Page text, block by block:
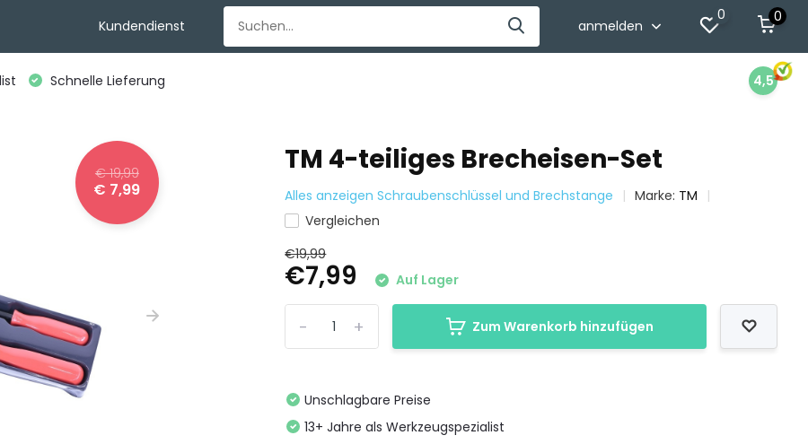
Kundendienst anmelden
0 0
Schnelle Lieferung 4,5
€ 19,99
€ 7,99
TM 4-teiliges Brecheisen-Set
Alles anzeigen Schraubenschlüssel und Brechstange Marke: TM
Vergleichen
€19,99
€7,99 Auf Lager
+
- Zum Warenkorb hinzufügen
Unschlagbare Preise
13+ Jahre als Werkzeugspezialist